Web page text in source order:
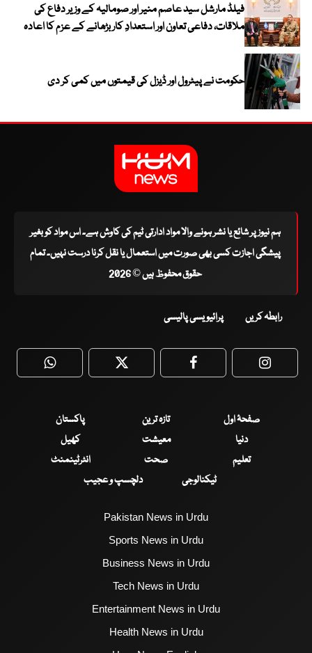
فیلڈ مارشل سید عاصم منیر اور صومالیہ کے وزیر دفاع کی
ملاقات، دفاعی تعاون اور استعدادِ کار بڑھانے کے عزم کا اعادہ
حکومت نے پیٹرول اور ڈیزل کی قیمتوں میں کمی کر دی
ہم نیوز پر شائع یا نشر ہونے والا مواد ادارتی ٹیم کی کاوش ہے۔ اس مواد کو بغیر
پیشگی اجازت کسی بھی صورت میں استعمال یا نقل کرنا درست نہیں۔ تمام
حقوق محفوظ ہیں © 2026
رابطہ کریں پرائیویسی پالیسی
WhatsApp Twitter Facebook
صفحۂ اول تازہ ترین
پاکستان
دنیا
معیشت
کھیل
تعلیم
صحت
انٹرٹینمنٹ
ٹیکنالوجی
دلچسپ و عجیب
Pakistan News in Urdu
Sports News in Urdu
Business News in Urdu
Tech News in Urdu
Entertainment News in Urdu
Health News in Urdu